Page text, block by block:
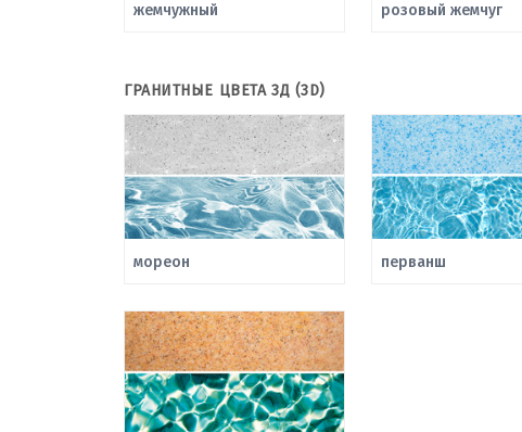
жемчужный розовый жемчуг
ГРАНИТНЫЕ ЦВЕТА 3Д (3D)
мореон перванш